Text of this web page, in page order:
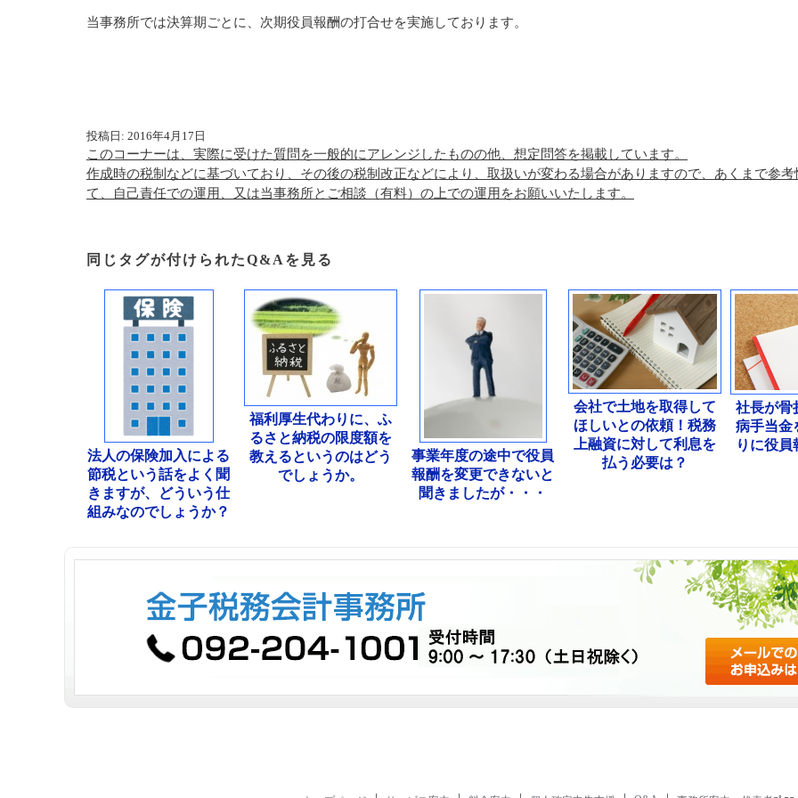
当事務所では決算期ごとに、次期役員報酬の打合せを実施しております。
投稿日: 2016年4月17日
このコーナーは、実際に受けた質問を一般的にアレンジしたものの他、想定問答を掲載しています。
作成時の税制などに基づいており、その後の税制改正などにより、取扱いが変わる場合がありますので、あくまで参考
て、自己責任での運用、又は当事務所とご相談（有料）の上での運用をお願いいたします。
同じタグが付けられたQ&Aを見る
法人の保険加入による
節税という話をよく聞
きますが、どういう仕
組みなのでしょうか？
福利厚生代わりに、ふ
るさと納税の限度額を
教えるというのはどう
でしょうか。
事業年度の途中で役員
報酬を変更できないと
聞きましたが・・・
会社で土地を取得して
ほしいとの依頼！税務
上融資に対して利息を
払う必要は？
社長が骨
病手当金
りに役員